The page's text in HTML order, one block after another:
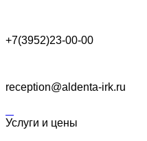
+7(3952)23-00-00
reception@aldenta-irk.ru
Услуги и цены